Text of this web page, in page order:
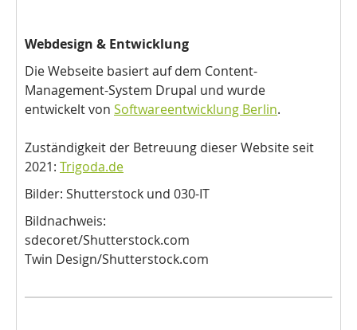
Webdesign & Entwicklung
Die Webseite basiert auf dem Content-
Management-System Drupal und wurde
entwickelt von Softwareentwicklung Berlin.
Zuständigkeit der Betreuung dieser Website seit
2021: Trigoda.de
Bilder: Shutterstock und 030-IT
Bildnachweis:
sdecoret/Shutterstock.com
Twin Design/Shutterstock.com